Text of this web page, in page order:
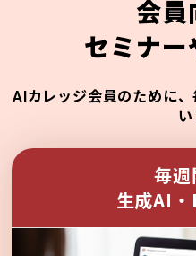
会員
セミナー
AIカレッジ会員のために
い
毎週
生成AI